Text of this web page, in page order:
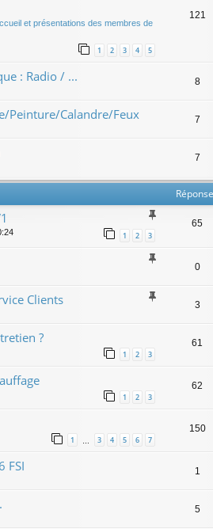
et présentations des membres de
1 2 3 4 5
121
: Radio / ... 8
Peinture/Calandre/Feux 7
7
1 2 3
65
0
Clients 3
?
1 2 3
61
1 2 3
62
1 3 4 5 6 7
150
FSI 1
5